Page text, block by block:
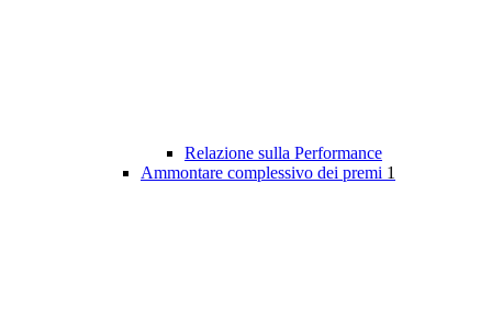
Relazione sulla Performance
Ammontare complessivo dei premi 1